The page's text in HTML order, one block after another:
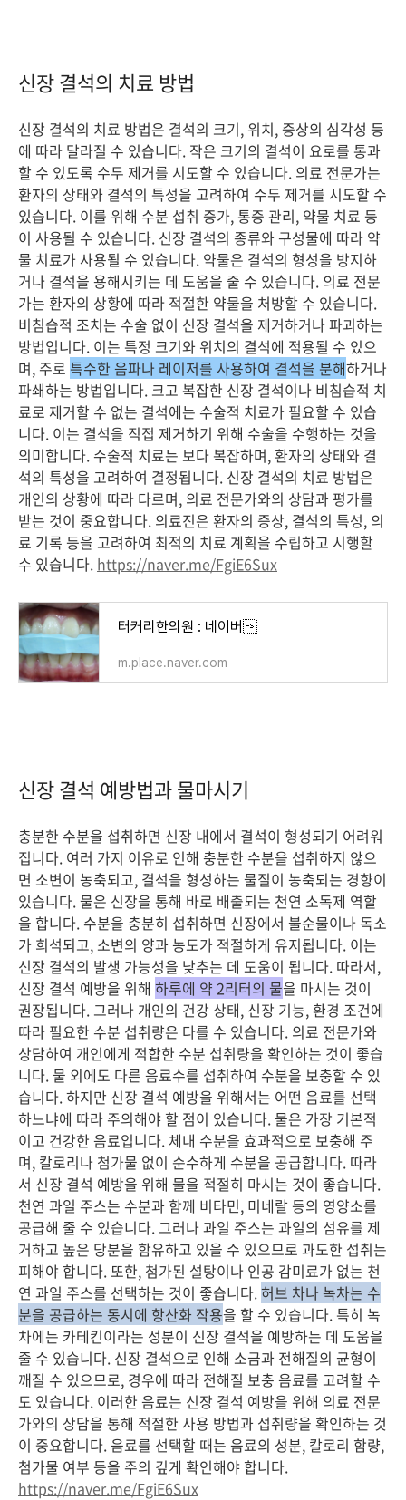
신장 결석의 치료 방법
신장 결석의 치료 방법은 결석의 크기, 위치, 증상의 심각성 등
에 따라 달라질 수 있습니다. 작은 크기의 결석이 요로를 통과
할 수 있도록 수두 제거를 시도할 수 있습니다. 의료 전문가는
환자의 상태와 결석의 특성을 고려하여 수두 제거를 시도할 수
있습니다. 이를 위해 수분 섭취 증가, 통증 관리, 약물 치료 등
이 사용될 수 있습니다. 신장 결석의 종류와 구성물에 따라 약
물 치료가 사용될 수 있습니다. 약물은 결석의 형성을 방지하
거나 결석을 용해시키는 데 도움을 줄 수 있습니다. 의료 전문
가는 환자의 상황에 따라 적절한 약물을 처방할 수 있습니다.
비침습적 조치는 수술 없이 신장 결석을 제거하거나 파괴하는
방법입니다. 이는 특정 크기와 위치의 결석에 적용될 수 있으
며, 주로 특수한 음파나 레이저를 사용하여 결석을 분해하거나
파쇄하는 방법입니다. 크고 복잡한 신장 결석이나 비침습적 치
료로 제거할 수 없는 결석에는 수술적 치료가 필요할 수 있습
니다. 이는 결석을 직접 제거하기 위해 수술을 수행하는 것을
의미합니다. 수술적 치료는 보다 복잡하며, 환자의 상태와 결
석의 특성을 고려하여 결정됩니다. 신장 결석의 치료 방법은
개인의 상황에 따라 다르며, 의료 전문가와의 상담과 평가를
받는 것이 중요합니다. 의료진은 환자의 증상, 결석의 특성, 의
료 기록 등을 고려하여 최적의 치료 계획을 수립하고 시행할
수 있습니다. https://naver.me/FgiE6Sux
터커리한의원 : 네이버
m.place.naver.com
신장 결석 예방법과 물마시기
충분한 수분을 섭취하면 신장 내에서 결석이 형성되기 어려워
집니다. 여러 가지 이유로 인해 충분한 수분을 섭취하지 않으
면 소변이 농축되고, 결석을 형성하는 물질이 농축되는 경향이
있습니다. 물은 신장을 통해 바로 배출되는 천연 소독제 역할
을 합니다. 수분을 충분히 섭취하면 신장에서 불순물이나 독소
가 희석되고, 소변의 양과 농도가 적절하게 유지됩니다. 이는
신장 결석의 발생 가능성을 낮추는 데 도움이 됩니다. 따라서,
신장 결석 예방을 위해 하루에 약 2리터의 물을 마시는 것이
권장됩니다. 그러나 개인의 건강 상태, 신장 기능, 환경 조건에
따라 필요한 수분 섭취량은 다를 수 있습니다. 의료 전문가와
상담하여 개인에게 적합한 수분 섭취량을 확인하는 것이 좋습
니다. 물 외에도 다른 음료수를 섭취하여 수분을 보충할 수 있
습니다. 하지만 신장 결석 예방을 위해서는 어떤 음료를 선택
하느냐에 따라 주의해야 할 점이 있습니다. 물은 가장 기본적
이고 건강한 음료입니다. 체내 수분을 효과적으로 보충해 주
며, 칼로리나 첨가물 없이 순수하게 수분을 공급합니다. 따라
서 신장 결석 예방을 위해 물을 적절히 마시는 것이 좋습니다.
천연 과일 주스는 수분과 함께 비타민, 미네랄 등의 영양소를
공급해 줄 수 있습니다. 그러나 과일 주스는 과일의 섬유를 제
거하고 높은 당분을 함유하고 있을 수 있으므로 과도한 섭취는
피해야 합니다. 또한, 첨가된 설탕이나 인공 감미료가 없는 천
연 과일 주스를 선택하는 것이 좋습니다.허브 차나 녹차는 수
분을 공급하는 동시에 항산화 작용을 할 수 있습니다. 특히 녹
차에는 카테킨이라는 성분이 신장 결석을 예방하는 데 도움을
줄 수 있습니다. 신장 결석으로 인해 소금과 전해질의 균형이
깨질 수 있으므로, 경우에 따라 전해질 보충 음료를 고려할 수
도 있습니다. 이러한 음료는 신장 결석 예방을 위해 의료 전문
가와의 상담을 통해 적절한 사용 방법과 섭취량을 확인하는 것
이 중요합니다. 음료를 선택할 때는 음료의 성분, 칼로리 함량,
첨가물 여부 등을 주의 깊게 확인해야 합니다.
https://naver.me/FgiE6Sux